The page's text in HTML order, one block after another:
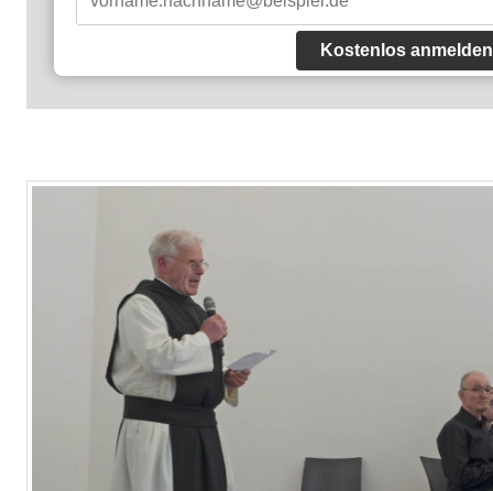
Kostenlos anmelden